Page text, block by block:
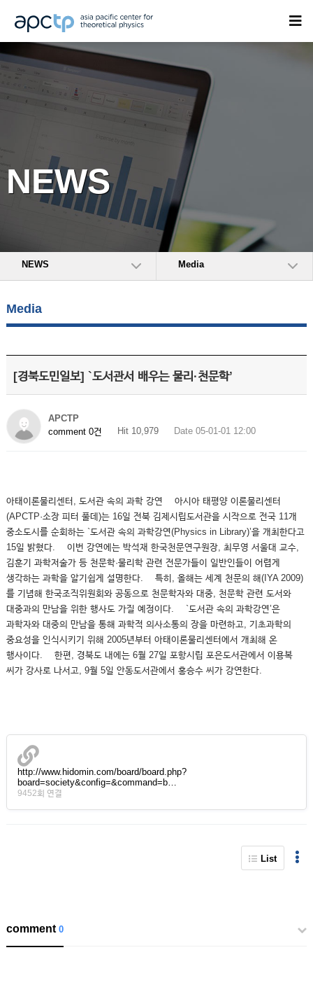
NEWS
NEWS Media
Media
[경북도민일보] `도서관서 배우는 물리·천문학’
APCTP
comment 0건
Hit 10,979 Date 05-01-01 12:00
아태이론물리센터, 도서관 속의 과학 강연 아시아 태평양 이론물리센터
(APCTP·소장 피터 풀데)는 16일 전북 김제시립도서관을 시작으로 전국 11개
중소도시를 순회하는 `도서관 속의 과학강연(Physics in Library)’을 개최한다고
15일 밝혔다. 이번 강연에는 박석재 한국천문연구원장, 최무영 서울대 교수,
김훈기 과학저술가 등 천문학·물리학 관련 전문가들이 일반인들이 어렵게
생각하는 과학을 알기쉽게 설명한다. 특히, 올해는 세계 천문의 해(IYA 2009)
를 기념해 한국조직위원회와 공동으로 천문학자와 대중, 천문학 관련 도서와
대중과의 만남을 위한 행사도 가질 예정이다. `도서관 속의 과학강연’은
과학자와 대중의 만남을 통해 과학적 의사소통의 장을 마련하고, 기초과학의
중요성을 인식시키기 위해 2005년부터 아태이론물리센터에서 개최해 온
행사이다. 한편, 경북도 내에는 6월 27일 포항시립 포은도서관에서 이용복
씨가 강사로 나서고, 9월 5일 안동도서관에서 홍승수 씨가 강연한다.
http://www.hidomin.com/board/board.php?
board=society&config=&command=b…
9452회 연결
List
comment0